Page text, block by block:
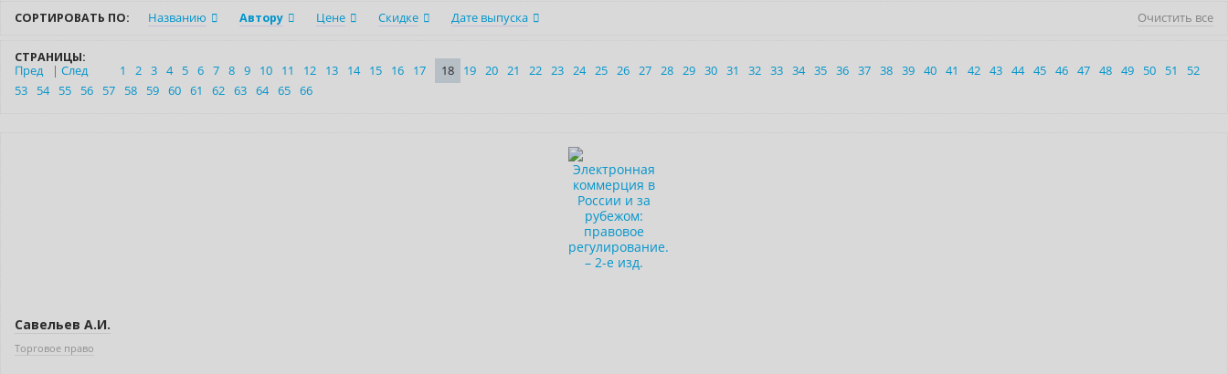
СОРТИРОВАТЬ ПО: Названию Автору Цене Скидке Дате выпуска Очистить все
СТРАНИЦЫ:
Пред
| След 1 2 3 4 5 6 7 8 9 10 11 12 13 14 15 16 17 18 19 20 21 22 23 24 25 26 27 28 29 30 31 32 33 34 35 36 37 38 39 40 41 42 43 44 45 46 47 48 49 50 51
52
53
54 55 56 57 58 59 60 61 62 63 64 65 66
Савельев А.И.
Торговое право